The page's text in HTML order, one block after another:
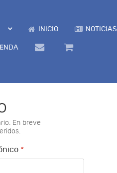
INICIO NOTICIAS
En breve
*